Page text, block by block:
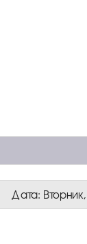
Дата: